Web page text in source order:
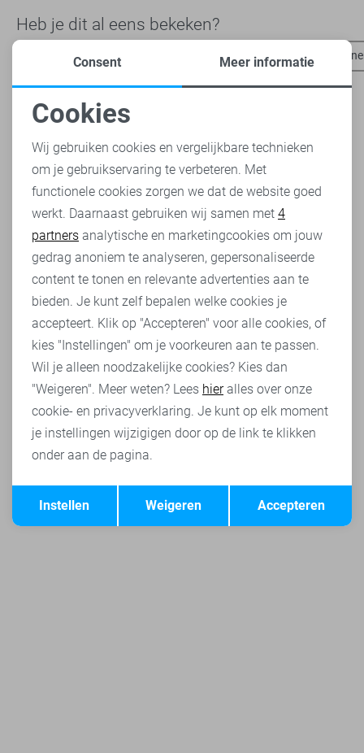
Heb je dit al eens bekeken?
Lofty Manner broeken Lofty Manner t-shirts Lofty
Noodzakelijke cookies
Personalisatie cookies
Analytische cookies
Marketing cookies
Terug Opslaan
Consent Meer informatie
Cookies
Wij gebruiken cookies en vergelijkbare technieken
om je gebruikservaring te verbeteren. Met
functionele cookies zorgen we dat de website goed
werkt. Daarnaast gebruiken wij samen met 4
partners analytische en marketingcookies om jouw
gedrag anoniem te analyseren, gepersonaliseerde
content te tonen en relevante advertenties aan te
bieden. Je kunt zelf bepalen welke cookies je
accepteert. Klik op "Accepteren" voor alle cookies, of
kies "Instellingen" om je voorkeuren aan te passen.
Wil je alleen noodzakelijke cookies? Kies dan
"Weigeren". Meer weten? Lees hieralles over onze
cookie- en privacyverklaring. Je kunt op elk moment
je instellingen wijzigigen door op de link te klikken
onder aan de pagina.
Accepteren
Weigeren
Instellen